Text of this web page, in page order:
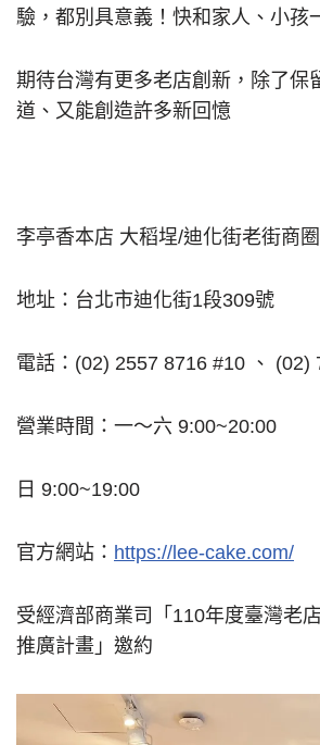
驗，都別具意義！快和家人、小孩
期待台灣有更多老店創新，除了保
道、又能創造許多新回憶
李亭香本店 大稻埕/迪化街老街商圈
地址：台北市迪化街1段309號
電話：(02) 2557 8716 #10 、 (02)
營業時間：一～六 9:00~20:00
日 9:00~19:00
官方網站： https://lee-cake.com/
受經濟部商業司「110年度臺灣老
推廣計畫」邀約